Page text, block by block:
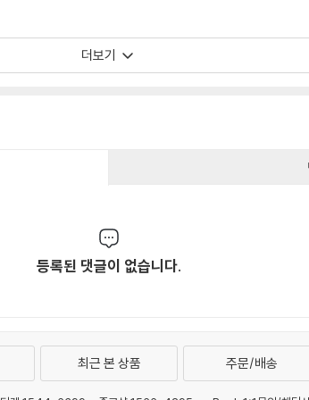
더보기
등록된 댓글이 없습니다.
최근 본 상품 주문/배송